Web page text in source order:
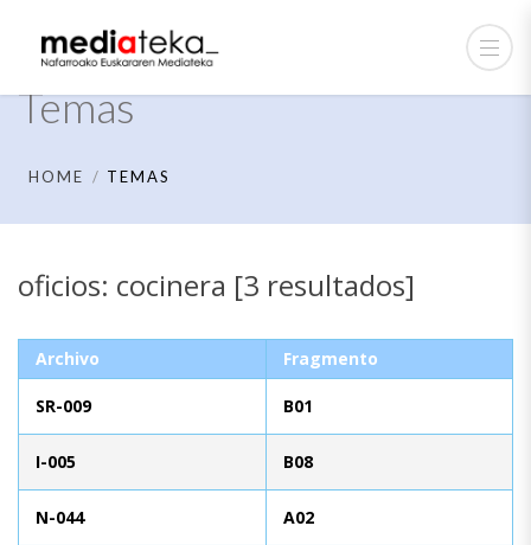
Temas
HOME TEMAS
oficios: cocinera [3 resultados]
Archivo Fragmento
SR-009 B01
I-005 B08
N-044 A02